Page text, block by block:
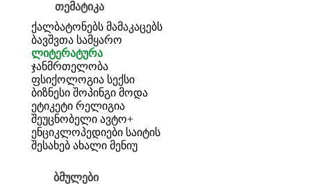
თემატიკა
ქალბატონებს მამაკაცებს
ბავშვთა სამყარო
ლიტერატურა
ჯანმრთელობა
ფსიქოლოგია სექსი
ბიზნესი შოპინგი მოდა
ეტიკეტი რელიგია
შეუცნობელი ავტო+
ენციკლოპედიები საიტის
შესახებ ახალი მენიუ
ბმულები